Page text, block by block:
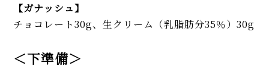
【ガナッシュ】
チョコレート30g、生クリーム（乳脂肪分35％）30g
＜下準備＞